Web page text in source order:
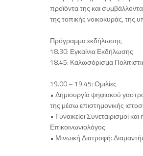
προϊόντα της και
της τοπικής νοικοκυράς, της
Πρόγραμμα εκδήλωσης
18.30: Εγκαίνια Εκδήλωσης
18.45: Καλωσόρισμα
19.00 – 19.45: Ομιλίες
• Δημιουργία ψηφιακού
της μέσω επιστημονικής
• Γυναικείοι Συνεταιρισμοί
Επικοινωνιολόγος
• Μινωική Διατροφή: